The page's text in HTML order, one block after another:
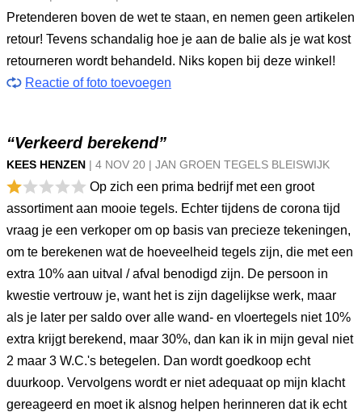
Pretenderen boven de wet te staan, en nemen geen artikelen
retour! Tevens schandalig hoe je aan de balie als je wat kost
retourneren wordt behandeld. Niks kopen bij deze winkel!
Reactie of foto toevoegen
“Verkeerd berekend”
KEES HENZEN | 4 NOV 20 | JAN GROEN TEGELS BLEISWIJK
Op zich een prima bedrijf met een groot
assortiment aan mooie tegels. Echter tijdens de corona tijd
vraag je een verkoper om op basis van precieze tekeningen,
om te berekenen wat de hoeveelheid tegels zijn, die met een
extra 10% aan uitval / afval benodigd zijn. De persoon in
kwestie vertrouw je, want het is zijn dagelijkse werk, maar
als je later per saldo over alle wand- en vloertegels niet 10%
extra krijgt berekend, maar 30%, dan kan ik in mijn geval niet
2 maar 3 W.C.'s betegelen. Dan wordt goedkoop echt
duurkoop. Vervolgens wordt er niet adequaat op mijn klacht
gereageerd en moet ik alsnog helpen herinneren dat ik echt